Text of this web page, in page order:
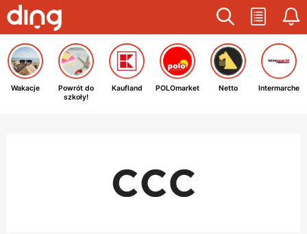
Wakacje
Powrót do
szkoły!
Kaufland POLOmarket Netto Intermarche